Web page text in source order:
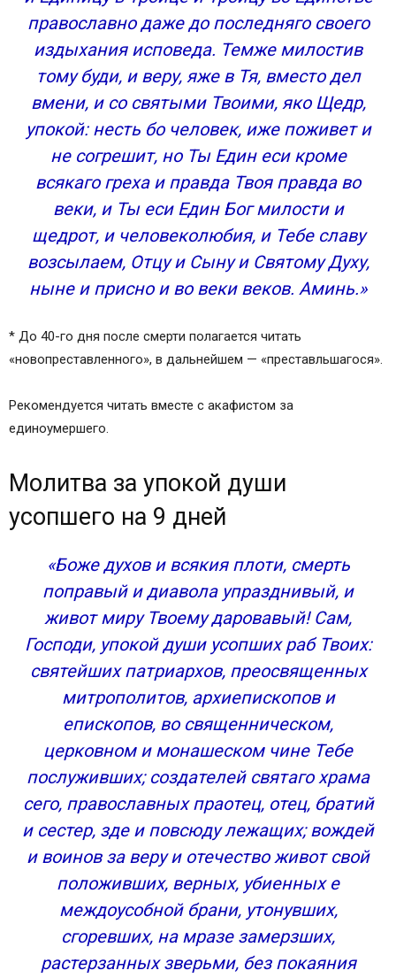
Молитва вдовы за усопшего мужа
Оставить комментарий Cancel Reply
Похожие статьи
Православные молитвы вдовца или вдовицы
Православная молитва жены по умершему
мужу
Православная молитва мужа об умершей жене
Православная молитва вдовы
Христианская молитва вдовы – помощь душе
умершего супруга
Самая лучшая молитва вдовы о умершем
Текст православной молитвы вдовы
и землей
Обычаи, связанные с похоронами
Молитвы о новопреставленном рабе божьем до
40 дней
Для чего нужна смерть тела?
Какие продукты можно положить на канун?
Зачем делаются поминки на 40 дней
Молитвы о новопреставленном рабе божьем
до 40 дней
Молитва об усопшем до 40 дней
Помощь себе и близкому
Молитвы об усопших. Сила молитв за усопших
Почему усопшие не могут себе помочь
Сила молитв за усопших
МОЛИТВЫ ЗА УСОПШИХ
Каждодневная краткая молитва за усопших
Молитва за единоумершего до 40 дней
Молитвы об усопшем супруге (Молитва вдовы
об усопшем муже)
Молитва об усопшей жене (Молитва вдовца об
усопшей супруге)
Молитвы детей об усопших родителях
Молитва об усопшей матери
Молитва об усопшем отце
Молитвы родителей об усопших детях
православно даже до последняго своего
издыхания исповеда. Темже милостив
тому буди, и веру, яже в Тя, вместо дел
вмени, и со святыми Твоими, яко Щедр,
упокой: несть бо человек, иже поживет и
не согрешит, но Ты Един еси кроме
всякаго греха и правда Твоя правда во
веки, и Ты еси Един Бог милости и
щедрот, и человеколюбия, и Тебе славу
возсылаем, Отцу и Сыну и Святому Духу,
ныне и присно и во веки веков. Аминь.»
* До 40-го дня после смерти полагается читать
«новопреставленного», в дальнейшем — «преставльшагося».
Рекомендуется читать вместе с акафистом за
единоумершего.
Молитва за упокой души
усопшего на 9 дней
«Боже духов и всякия плоти, смерть
поправый и диавола упразднивый, и
живот миру Твоему даровавый! Сам,
Господи, упокой души усопших раб Твоих:
святейших патриархов, преосвященных
митрополитов, архиепископов и
епископов, во священническом,
церковном и монашеском чине Тебе
послуживших; создателей святаго храма
сего, православных праотец, отец, братий
и сестер, зде и повсюду лежащих; вождей
и воинов за веру и отечество живот свой
положивших, верных, убиенных е
междоусобной брани, утонувших,
сгоревших, на мразе замерзших,
растерзанных зверьми, без покаяния